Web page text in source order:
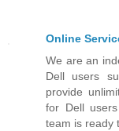
Online
We are an
Dell users
provide
for Dell
team is ready